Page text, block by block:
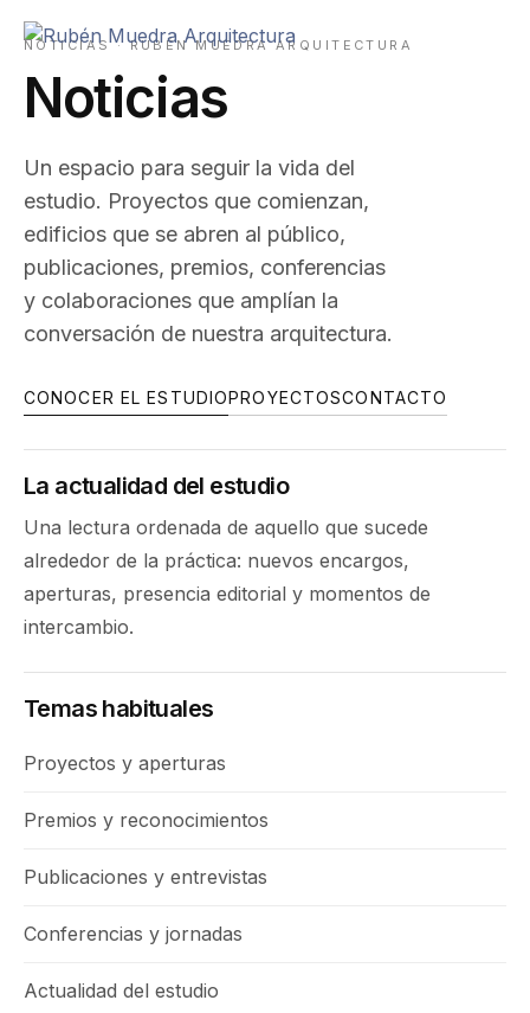
NOTICIAS · RUBÉN MUEDRA ARQUITECTURA
Noticias
Un espacio para seguir la vida del
estudio. Proyectos que comienzan,
edificios que se abren al público,
publicaciones, premios, conferencias
y colaboraciones que amplían la
conversación de nuestra arquitectura.
CONOCER EL ESTUDIOPROYECTOSCONTACTO
La actualidad del estudio
Una lectura ordenada de aquello que sucede
alrededor de la práctica: nuevos encargos,
aperturas, presencia editorial y momentos de
intercambio.
Temas habituales
Proyectos y aperturas
Premios y reconocimientos
Publicaciones y entrevistas
Conferencias y jornadas
Actualidad del estudio